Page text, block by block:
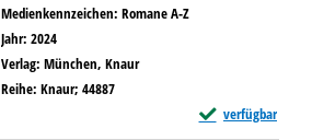
Medienkennzeichen: Romane A-Z
Jahr: 2024
Verlag: München, Knaur
Reihe: Knaur; 44887
verfügbar
Exemplar-Details